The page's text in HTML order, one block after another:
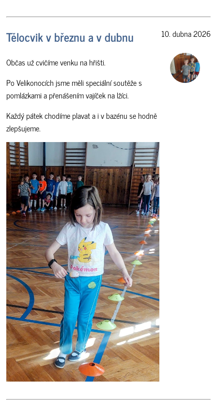
Tělocvik v březnu a v dubnu
Občas už cvičíme venku na hřišti.
Po Velikonocích jsme měli speciální soutěže s
pomlázkami a přenášením vajíček na lžíci.
Každý pátek chodíme plavat a i v bazénu se hodně
zlepšujeme.
10. dubna 2026